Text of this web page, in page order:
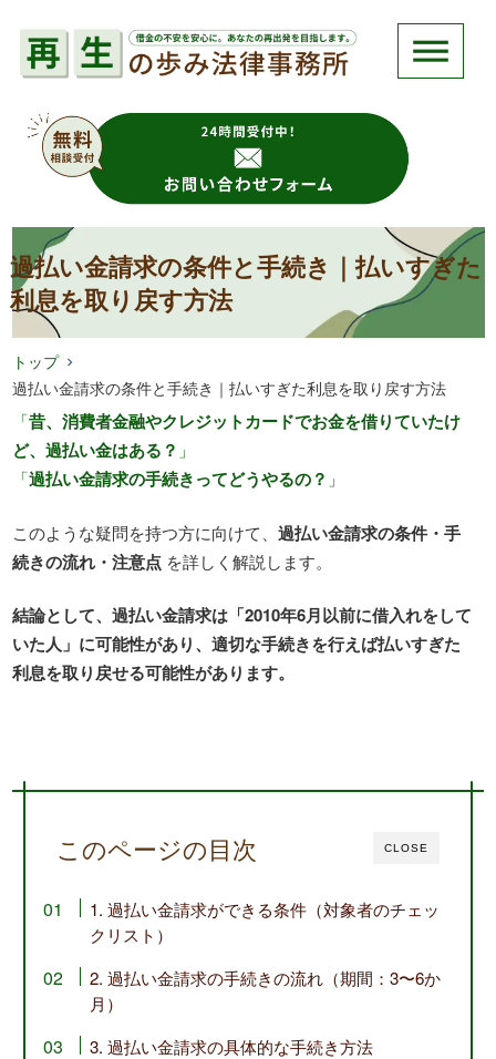
過払い金請求の条件と手続き｜払いすぎた
利息を取り戻す方法
トップ
過払い金請求の条件と手続き｜払いすぎた利息を取り戻す方法
「昔、消費者金融やクレジットカードでお金を借りていたけ
ど、過払い金はある？ 」
「過払い金請求の手続きってどうやるの？ 」
このような疑問を持つ方に向けて、過払い金請求の条件・手
続きの流れ・注意点 を詳しく解説します。
結論として、過払い金請求は「2010年6月以前に借入れをして
いた人」に可能性があり、適切な手続きを行えば払いすぎた
利息を取り戻せる可能性があります。
CLOSE
このページの目次
1. 過払い金請求ができる条件（対象者のチェッ
クリスト）
2. 過払い金請求の手続きの流れ（期間：3〜6か
月）
3. 過払い金請求の具体的な手続き方法